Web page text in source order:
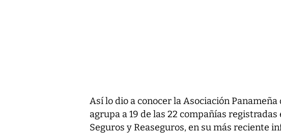
Así lo dio a conocer la Asociación
agrupa a 19 de las 22 compañías
Seguros y Reaseguros, en su más reciente